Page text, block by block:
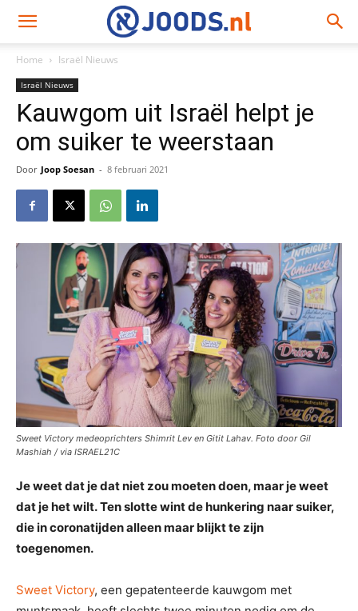
Home Israël Nieuws
Israël Nieuws
Kauwgom uit Israël helpt je
om suiker te weerstaan
Door Joop Soesan - 8 februari 2021
Sweet Victory medeoprichters Shimrit Lev en Gitit Lahav. Foto door Gil
Mashiah / via ISRAEL21C
Je weet dat je dat niet zou moeten doen, maar je weet
dat je het wilt. Ten slotte wint de hunkering naar suiker,
die in coronatijden alleen maar blijkt te zijn
toegenomen.
Sweet Victory, een gepatenteerde kauwgom met